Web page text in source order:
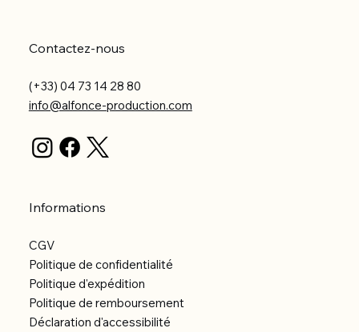
Contactez-nous
(+33) 04 73 14 28 80
info@alfonce-production.com
Informations
CGV
Politique de confidentialité
Politique d'expédition
Politique de remboursement
Déclaration d'accessibilité